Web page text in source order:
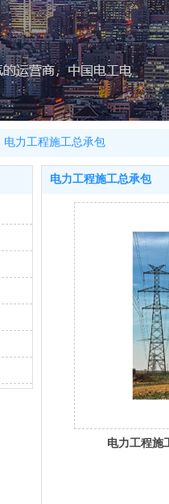
电力工程施工总承包
电力工程施工总承包
电力工程施